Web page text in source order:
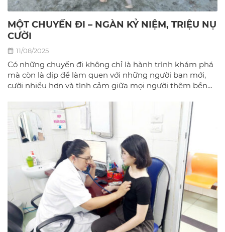
MỘT CHUYẾN ĐI – NGÀN KỶ NIỆM, TRIỆU NỤ
CƯỜI
11/08/2025
Có những chuyến đi không chỉ là hành trình khám phá
mà còn là dịp để làm quen với những người bạn mới,
cười nhiều hơn và tình cảm giữa mọi người thêm bền